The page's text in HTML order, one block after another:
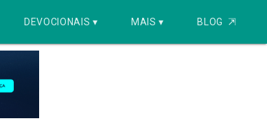
DEVOCIONAIS ▾ MAIS ▾ BLOG ⇱